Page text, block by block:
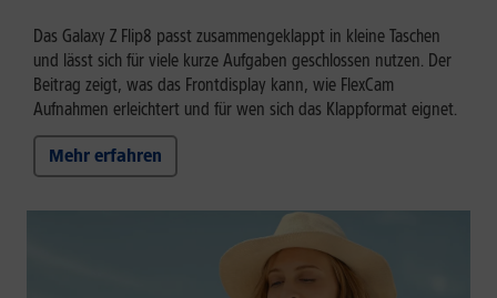
Das Galaxy Z Flip8 passt zusammengeklappt in kleine Taschen
und lässt sich für viele kurze Aufgaben geschlossen nutzen. Der
Beitrag zeigt, was das Frontdisplay kann, wie FlexCam
Aufnahmen erleichtert und für wen sich das Klappformat eignet.
Mehr erfahren